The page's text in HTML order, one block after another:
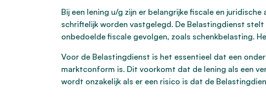
Bij een lening u/g zijn er belangrijke fiscale en
schriftelijk worden vastgelegd. De Belastingdienst
onbedoelde fiscale gevolgen, zoals schenkbelasting.
Voor de Belastingdienst is het essentieel dat een
marktconform is. Dit voorkomt dat de lening als een
wordt onzakelijk als er een risico is dat de